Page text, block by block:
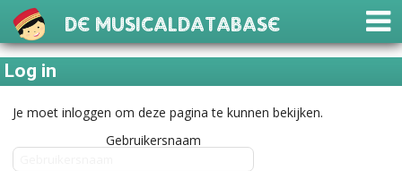
De Musicaldatabase
Log in
Je moet inloggen om deze pagina te kunnen bekijken.
Gebruikersnaam